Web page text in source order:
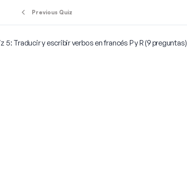
Previous Quiz
5: Traducir y escribir verbos en francés P y R (9 preguntas)